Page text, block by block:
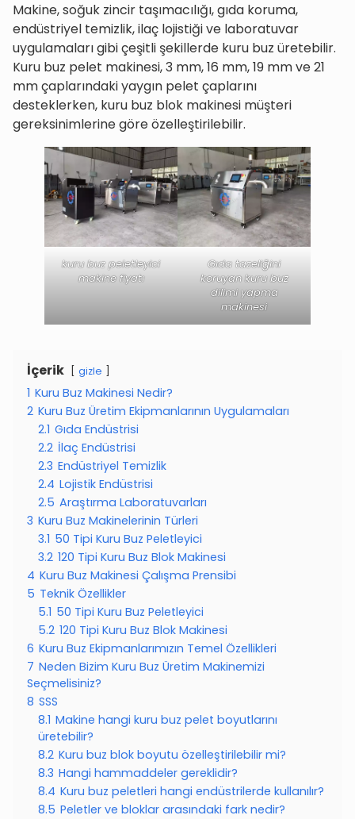
Makine, soğuk zincir taşımacılığı, gıda koruma,
endüstriyel temizlik, ilaç lojistiği ve laboratuvar
uygulamaları gibi çeşitli şekillerde kuru buz üretebilir.
Kuru buz pelet makinesi, 3 mm, 16 mm, 19 mm ve 21
mm çaplarındaki yaygın pelet çaplarını
desteklerken, kuru buz blok makinesi müşteri
gereksinimlerine göre özelleştirilebilir.
kuru buz peletleyici
makine fiyatı
Gıda tazeliğini
koruyan kuru buz
dilimi yapma
makinesi
İçerik gizle
1 Kuru Buz Makinesi Nedir?
2 Kuru Buz Üretim Ekipmanlarının Uygulamaları
2.1 Gıda Endüstrisi
2.2 İlaç Endüstrisi
2.3 Endüstriyel Temizlik
2.4 Lojistik Endüstrisi
2.5 Araştırma Laboratuvarları
3 Kuru Buz Makinelerinin Türleri
3.1 50 Tipi Kuru Buz Peletleyici
3.2 120 Tipi Kuru Buz Blok Makinesi
4 Kuru Buz Makinesi Çalışma Prensibi
5 Teknik Özellikler
5.1 50 Tipi Kuru Buz Peletleyici
5.2 120 Tipi Kuru Buz Blok Makinesi
6 Kuru Buz Ekipmanlarımızın Temel Özellikleri
7 Neden Bizim Kuru Buz Üretim Makinemizi
Seçmelisiniz?
8 SSS
8.1 Makine hangi kuru buz pelet boyutlarını
üretebilir?
8.2 Kuru buz blok boyutu özelleştirilebilir mi?
8.3 Hangi hammaddeler gereklidir?
8.4 Kuru buz peletleri hangi endüstrilerde kullanılır?
8.5 Peletler ve bloklar arasındaki fark nedir?